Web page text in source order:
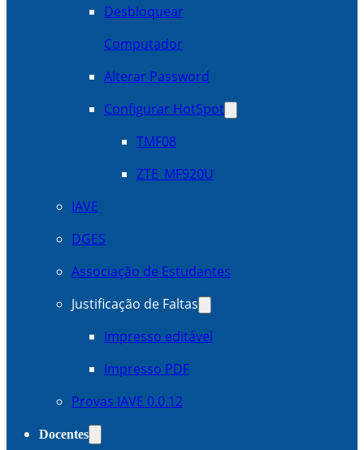
Desbloquear
Computador
Alterar Password
Configurar HotSpot
TMF08
ZTE_MF920U
IAVE
DGES
Associação de Estudantes
Justificação de Faltas
Impresso editável
Impresso PDF
Provas IAVE 0.0.12
Docentes